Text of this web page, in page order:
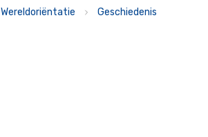
Wereldoriëntatie Geschiedenis